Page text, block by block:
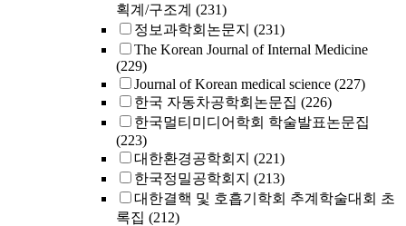
획계/구조계 (231)
정보과학회논문지 (231)
The Korean Journal of Internal Medicine
(229)
Journal of Korean medical science (227)
한국 자동차공학회논문집 (226)
한국멀티미디어학회 학술발표논문집
(223)
대한환경공학회지 (221)
한국정밀공학회지 (213)
대한결핵 및 호흡기학회 추계학술대회 초
록집 (212)